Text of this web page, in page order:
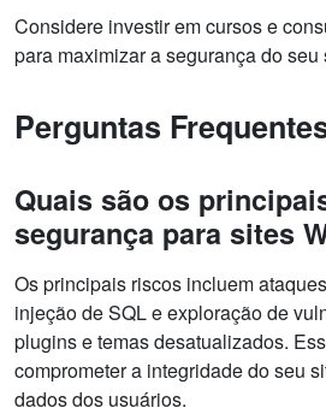
Considere investir em cursos e
para maximizar a segurança do seu
Perguntas
Quais são os
segurança para sites
Os principais riscos incluem
injeção de SQL e exploração de
plugins e temas desatualizados.
comprometer a integridade do seu
dados dos usuários.